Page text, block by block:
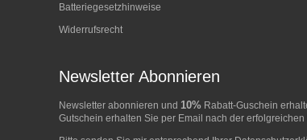
Batteriegesetzhinweise
Widerrufsrecht
Newsletter Abonnieren
Newsletter abonnieren und 10% Rabatt-Guschein
Gutschein erhalten Sie per Email nach der